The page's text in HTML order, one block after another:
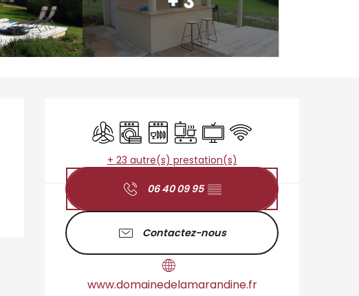
Ouverture et
Air conditionné
Lave lingeLave vaisselle
Plaque de cuisson
Télévision
WiFi
+ 23 autre(s) prestation(s)
06 40 09 95 ▒▒
Contactez-nous
www.domainedelamarandine.fr